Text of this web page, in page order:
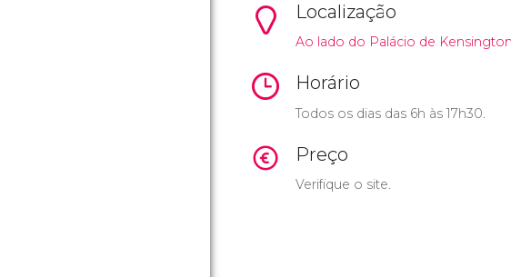
Localização
Ao lado do Palácio de
Horário
Todos os dias das 6h às 17h30.
Preço
Verifique o site.